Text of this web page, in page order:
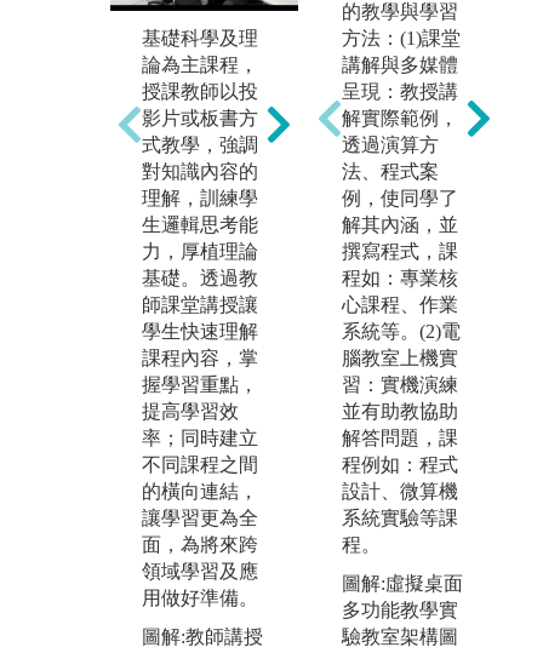
基礎科學及理
論為主課程，
授課教師以投
影片或板書方
式教學，強調
對知識內容的
理解，訓練學
生邏輯思考能
力，厚植理論
基礎。透過教
師課堂講授讓
學生快速理解
課程內容，掌
握學習重點，
提高學習效
率；同時建立
不同課程之間
的橫向連結，
讓學習更為全
面，為將來跨
領域學習及應
用做好準備。
圖解:教師講授
程式設計相關
及理論實務並
重課程，除了
課堂講授之
外，也結合分
組方式進行專
題討論或程式
實作。採用問
題導向學習方
式，針對指定
問題或目標，
引導學生自主
學習進階知
識，或是藉由
程式實作將理
論實際應用，
強化知識的吸
收。分組學習
同時培養學生
問題解決、團
隊合作和溝通
協調能力。
圖解:分組討論
&程式實作
的教學與學習
方法：(1)課堂
講解與多媒體
呈現：教授講
解實際範例，
透過演算方
法、程式案
例，使同學了
解其內涵，並
撰寫程式，課
程如：專業核
心課程、作業
系統等。(2)電
腦教室上機實
習：實機演練
並有助教協助
解答問題，課
程例如：程式
設計、微算機
系統實驗等課
程。
圖解:虛擬桌面
多功能教學實
驗教室架構圖